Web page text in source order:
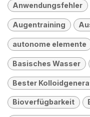
Anwendungsfehler
Augentraining
autonome elemente
Basisches Wasser
Bester
Bioverfügbarkeit